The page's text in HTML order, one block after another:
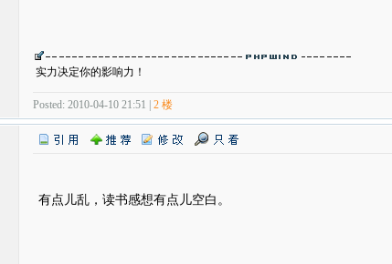
实力决定你的影响力！
Posted: 2010-04-10 21:51 |2 楼
有点儿乱，读书感想有点儿空白。